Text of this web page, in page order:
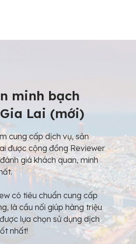
minh bạch
Lai (mới)
cung cấp dịch vụ, sản
được cộng đồng Reviewer
giá khách quan, minh
có tiêu chuẩn cung cấp
là cầu nối giúp hàng triệu
lựa chọn sử dụng dịch
nhất!